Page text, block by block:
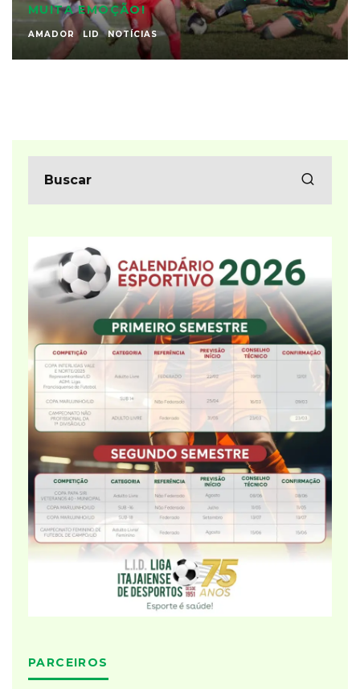
MUITA EMOÇÃO!
AMADOR LID NOTÍCIAS
PARCEIROS